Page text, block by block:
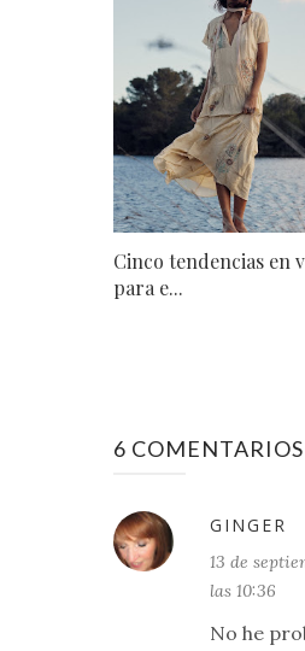
Cinco tendencias en
para e...
6 COMENTARIOS
GINGER
13 de
las 10:36
No he